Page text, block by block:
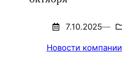
7.10.2025—
Новости компании